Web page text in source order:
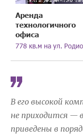
Аренда
технологичного
офиса
778 кв.м на ул.
В его высокой
не приходится —
приведены в